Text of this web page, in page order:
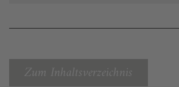
Zum Inhaltsverzeichnis